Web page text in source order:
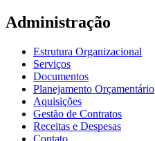
Administração
Estrutura Organizacional
Serviços
Documentos
Planejamento Orçamentário
Aquisições
Gestão de Contratos
Receitas e Despesas